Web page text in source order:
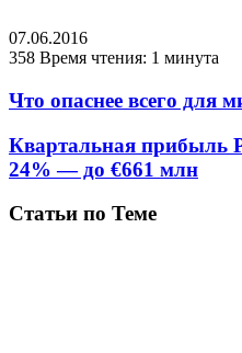
07.06.2016
358 Время чтения: 1 минута
Что опаснее всего для
Квартальная прибыль
24% — до €661 млн
Статьи по Теме